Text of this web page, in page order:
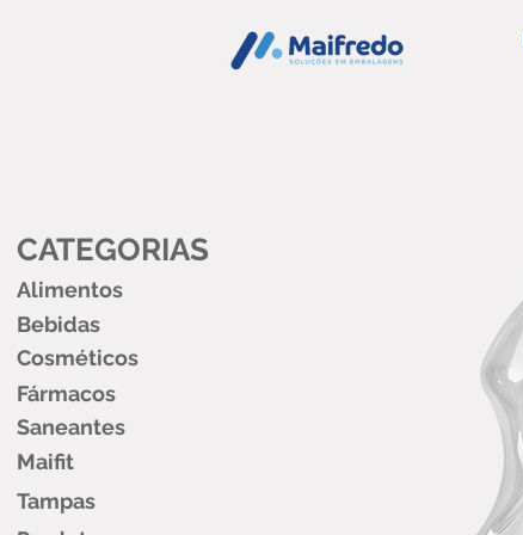
CATEGORIAS
Alimentos
Bebidas
Cosméticos
Fármacos
Saneantes
Maifit
Tampas